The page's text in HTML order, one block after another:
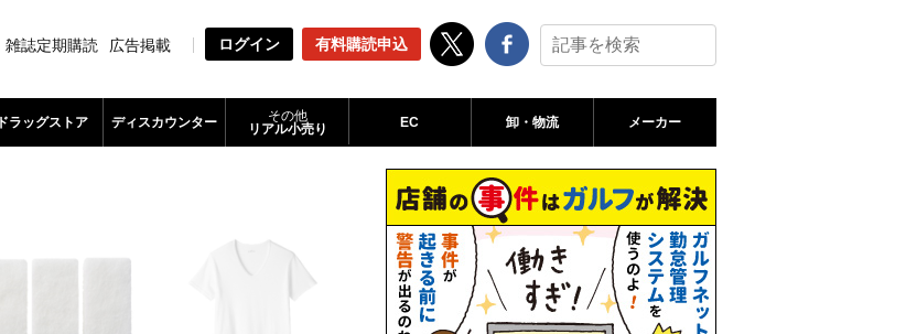
雑誌定期購読 広告掲載 ログイン 有料購読申込
ドラッグストア ディスカウンター
その他
リアル小売り
EC 卸・物流 メーカー